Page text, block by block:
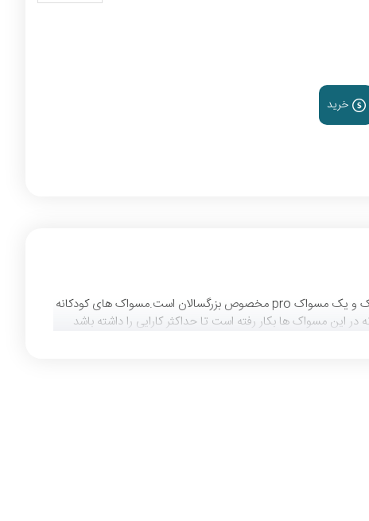
خرید
مسواک برقی دو قلو اورال بی کودکانه محصولی از شرکت اورال بی برای کودکان و خانواده است.مدل family edition cars دارایی 1 مسواک کودک و یک مسواک pro مخصوص بزرگسالان است.مسواک های کودکانه